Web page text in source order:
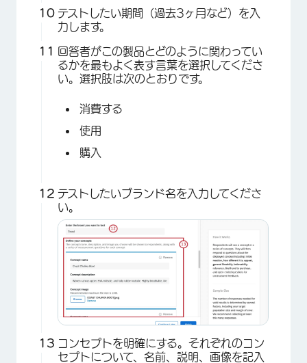
×
テストしたい期間（過去3ヶ月など）を入
力します。
回答者がこの製品とどのように関わってい
るかを最もよく表す言葉を選択してくださ
い。選択肢は次のとおりです。
消費する
使用
購入
テストしたいブランド名を入力してくださ
い。
コンセプトを明確にする。それぞれのコン
セプトについて、名前、説明、画像を記入